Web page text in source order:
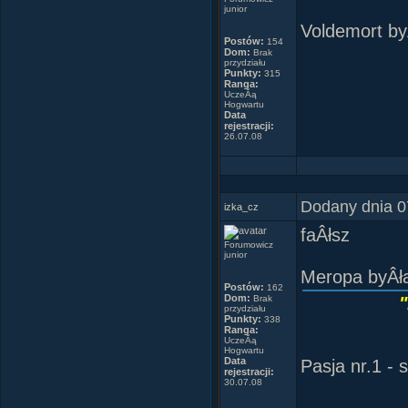
Advertising
Advertising
Need therapy,
Pepperoni
Angry peppers
Need therapy,
Advertising
Strachy na
RzuciÂły
Czerwone
Czerwone
KÂłopotĂłw
"Taniec
junior
Postów: 154
Dom: Brak
przydziału
Punkty: 315
Ranga:
UczeĂą
Hogwartu
Data
rejestracji:
26.07.08
Voldemort
izka_cz Dodany dnia
Forumowicz
junior
Postów: 162
Dom: Brak
przydziału
Punkty: 338
Ranga:
UczeĂą
Hogwartu
Data
rejestracji:
30.07.08
faÂłsz
Meropa
Pasja nr.1 -